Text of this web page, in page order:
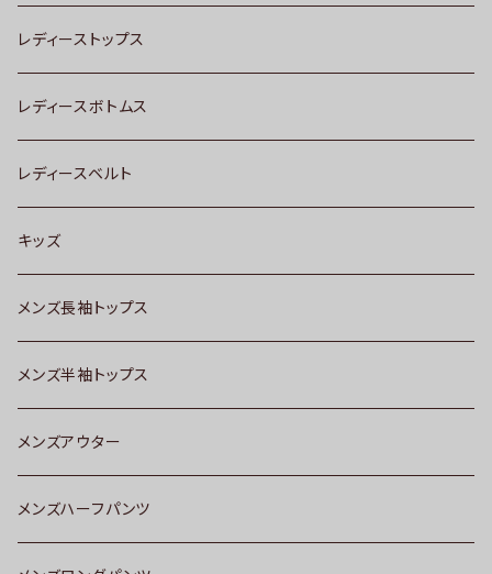
レディーストップス
レディースボトムス
レディースベルト
キッズ
メンズ長袖トップス
メンズ半袖トップス
メンズアウター
メンズハーフパンツ